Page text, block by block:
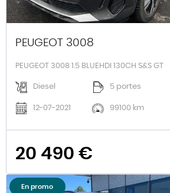
PEUGEOT 3008
PEUGEOT 3008 1.5 BLUEHDI 130CH S&S GT
Diesel 5 portes
12-07-2021 99100 km
20 490 €
En promo